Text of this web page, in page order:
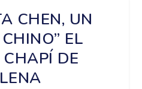
CHEN, UN
EL
DE